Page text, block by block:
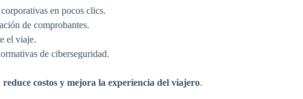
en pocos clics.
de comprobantes.
el viaje.
de ciberseguridad.
reduce costos y mejora la experiencia del viajero.